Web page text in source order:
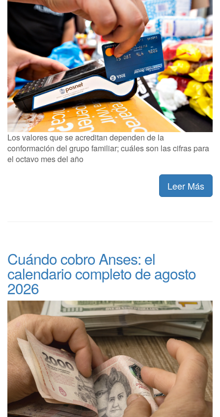
Los valores que se acreditan dependen de la
conformación del grupo familiar; cuáles son las cifras para
el octavo mes del año
Leer Más
Cuándo cobro Anses: el
calendario completo de agosto
2026